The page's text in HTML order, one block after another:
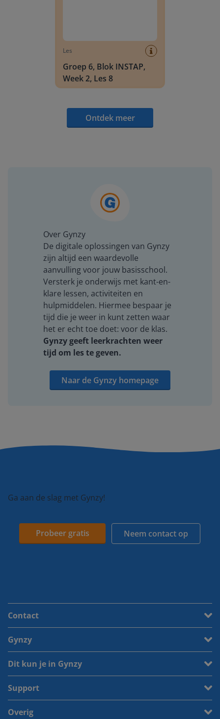
Les
Groep 6, Blok INSTAP,
Week 2, Les 8
Ontdek meer
Over Gynzy
De digitale oplossingen van Gynzy
zijn altijd een waardevolle
aanvulling voor jouw basisschool.
Versterk je onderwijs met kant-en-
klare lessen, activiteiten en
hulpmiddelen. Hiermee bespaar je
tijd die je weer in kunt zetten waar
het er echt toe doet: voor de klas.
Gynzy geeft leerkrachten weer
tijd om les te geven.
Naar de Gynzy homepage
Ga aan de slag met Gynzy!
Probeer gratis Neem contact op
Contact
Gynzy
Dit kun je in Gynzy
Support
Overig